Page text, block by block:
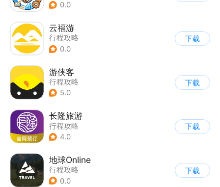
0.0
云福游
行程攻略
0.0
下载
游侠客
行程攻略
5.0
下载
长隆旅游
行程攻略
4.0
下载
地球Online
行程攻略
0.0
下载